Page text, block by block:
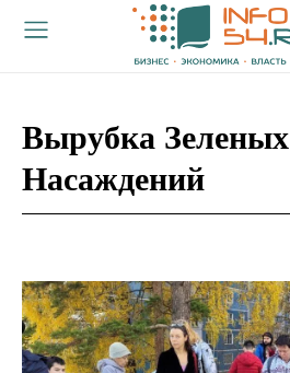
Вырубка Зеленых
Насаждений